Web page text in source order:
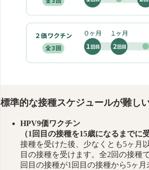
標準的な接種スケジュールが難し
HPV9価ワクチン
（1回目の接種を15歳になるまでに
接種を受けた後、少なくとも5ヶ月
目の接種を受けます。全2回の接種
回目の接種が1回目の接種から5ヶ月